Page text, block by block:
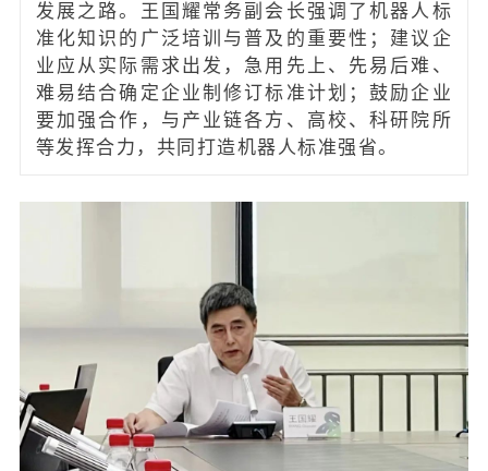
发展之路。王国耀常务副会长强调了机器人标
准化知识的广泛培训与普及的重要性；建议企
业应从实际需求出发，急用先上、先易后难、
难易结合确定企业制修订标准计划；鼓励企业
要加强合作，与产业链各方、高校、科研院所
等发挥合力，共同打造机器人标准强省。